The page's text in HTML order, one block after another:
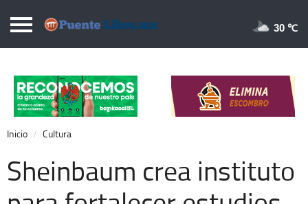
Puentelibre.mx
Local
Nacional
Opinión
Cronos
Economía
30 ℃
Inicio Cultura
Sheinbaum crea instituto